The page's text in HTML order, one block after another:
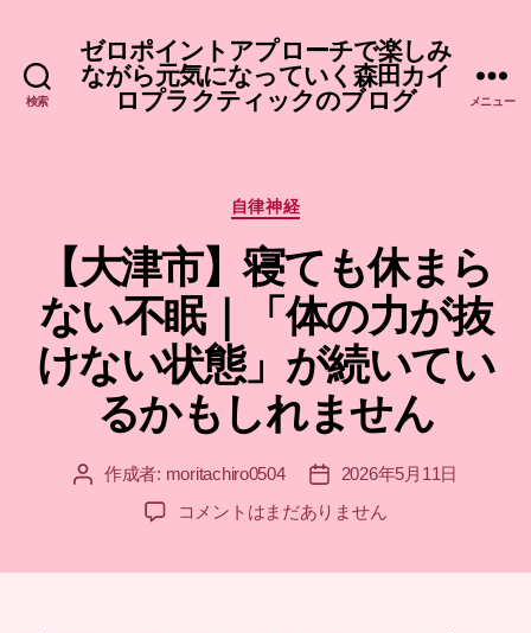
検索
ゼロポイントアプローチで楽しみ
ながら元気になっていく森田カイ
ロプラクティックのブログ
メニュー
カ
ゴ
リ
自律神経
【大津市】寝ても休まら
ない不眠｜「体の力が抜
けない状態」が続いてい
るかもしれません
投 作成者: moritachiro0504
投
稿
日
2026年5月11日
【大
コメントはまだありません